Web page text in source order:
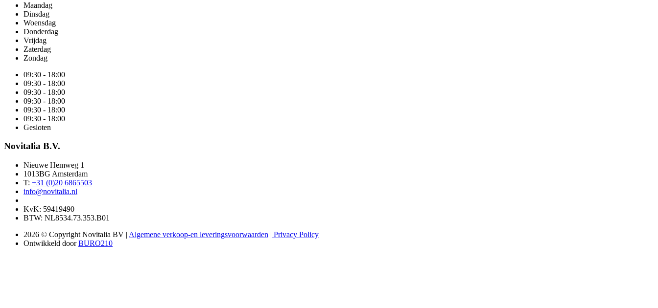
Maandag
Dinsdag
Woensdag
Donderdag
Vrijdag
Zaterdag
Zondag
09:30 - 18:00
09:30 - 18:00
09:30 - 18:00
09:30 - 18:00
09:30 - 18:00
09:30 - 18:00
Gesloten
Novitalia B.V.
Nieuwe Hemweg 1
1013BG Amsterdam
T: +31 (0)20 6865503
info@novitalia.nl
KvK: 59419490
BTW: NL8534.73.353.B01
2026 © Copyright Novitalia BV | Algemene verkoop-en leveringsvoorwaarden | Privacy Policy
Ontwikkeld doorBURO210